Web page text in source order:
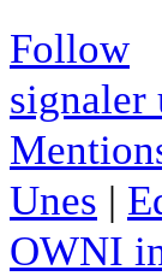
Follow
signaler
Unes |
OWNI